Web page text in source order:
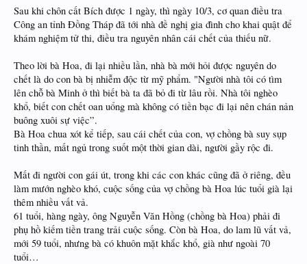
Sau khi chôn cất Bích được 1 ngày, thì ngày 10/3, cơ quan điều tra
Công an tỉnh Đồng Tháp đã tới nhà đề nghị gia đình cho khai quật để
khám nghiệm tử thi, điều tra nguyên nhân cái chết của thiếu nữ.
Theo lời bà Hoa, đi lại nhiều lần, nhà bà mới hỏi được nguyên do
chết là do con bà bị nhiễm độc từ mỹ phẩm. "Người nhà tôi có tìm
lên chỗ bà Minh ở thì biết bà ta đã bỏ đi từ lâu rồi. Nhà tôi nghèo
khổ, biết con chết oan uổng mà không có tiền bạc đi lại nên chán nản
buông xuôi sự việc”.
Bà Hoa chua xót kể tiếp, sau cái chết của con, vợ chồng bà suy sụp
tinh thần, mất ngủ trong suốt một thời gian dài, người gầy rộc đi.
Mất đi người con gái út, trong khi các con khác cũng đã ở riêng, đều
làm mướn nghèo khó, cuộc sống của vợ chồng bà Hoa lúc tuổi già lại
thêm nhiều vất vả.
61 tuổi, hàng ngày, ông Nguyễn Văn Hồng (chồng bà Hoa) phải đi
phụ hồ kiếm tiền trang trải cuộc sống. Còn bà Hoa, do lam lũ vất vả,
mới 59 tuổi, nhưng bà có khuôn mặt khắc khổ, già như ngoài 70
tuổi…